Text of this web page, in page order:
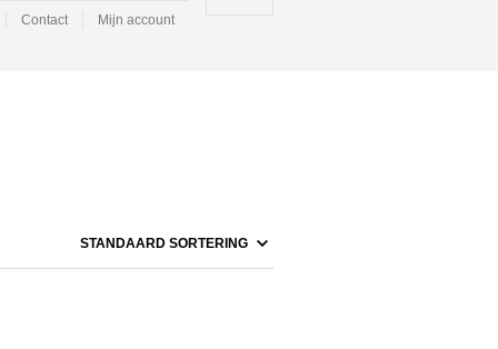
Contact Mijn account